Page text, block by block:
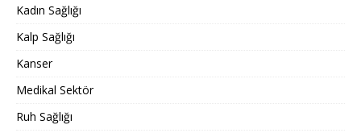
Kadın Sağlığı
Kalp Sağlığı
Kanser
Medikal Sektör
Ruh Sağlığı